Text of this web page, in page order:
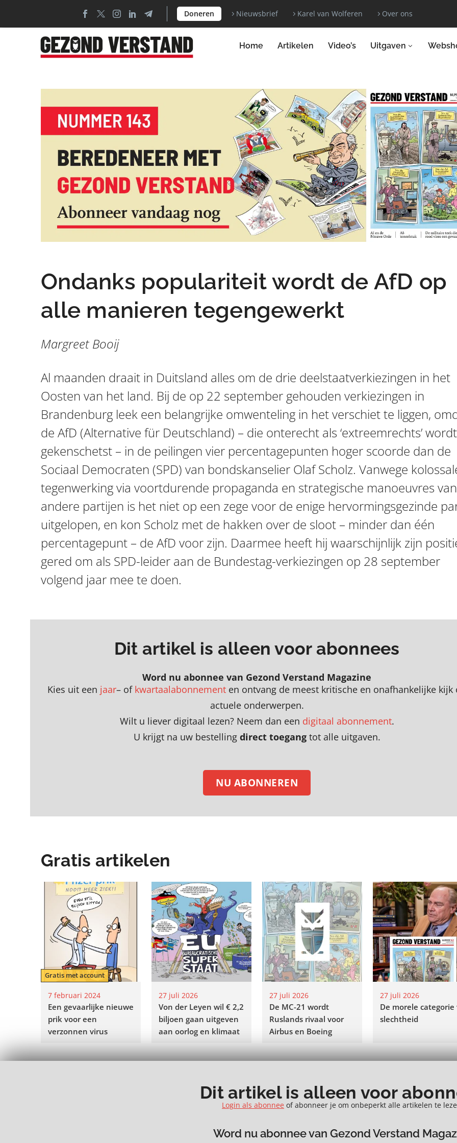
Doneren Nieuwsbrief Karel van Wolferen Over ons
Home Artikelen Video’s Uitgaven
Ondanks populariteit wordt de AfD op
alle manieren tegengewerkt
Margreet Booij
Al maanden draait in Duitsland alles om de drie deelstaatverkiezingen in het
Oosten van het land. Bij de op 22 september gehouden verkiezingen in
Brandenburg leek een belangrijke omwenteling in het verschiet te liggen,
de AfD (Alternative für Deutschland) – die onterecht als ‘extreemrechts’ wordt
gekenschetst – in de peilingen vier percentagepunten hoger scoorde dan de
Sociaal Democraten (SPD) van bondskanselier Olaf Scholz. Vanwege
tegenwerking via voortdurende propaganda en strategische manoeuvres van
andere partijen is het niet op een zege voor de enige hervormingsgezinde
uitgelopen, en kon Scholz met de hakken over de sloot – minder dan één
percentagepunt – de AfD voor zijn. Daarmee heeft hij waarschijnlijk zijn
gered om als SPD-leider aan de Bundestag-verkiezingen op 28 september
volgend jaar mee te doen.
Dit artikel is alleen voor abonnees
Word nu abonnee van Gezond Verstand Magazine
Kies uit een jaar– of kwartaalabonnementen ontvang de meest kritische en onafhankelijke kijk
actuele onderwerpen.
Wilt u liever digitaal lezen? Neem dan een digitaal abonnement.
U krijgt na uw bestelling direct toegang tot alle uitgaven.
NU ABONNEREN
Gratis artikelen
7 februari 2024
Gratis met account
Een gevaarlijke nieuwe
prik voor een
verzonnen virus
27 juli 2026
Von der Leyen wil € 2,2
biljoen gaan uitgeven
aan oorlog en klimaat
27 juli 2026
De MC-21 wordt
Ruslands rivaal voor
Airbus en Boeing
27 juli 2026
De morele categorie
slechtheid
Dit artikel is alleen voor
Login als abonnee of abonneer je om onbeperkt alle artikelen te
Word nu abonnee van Gezond Verstand